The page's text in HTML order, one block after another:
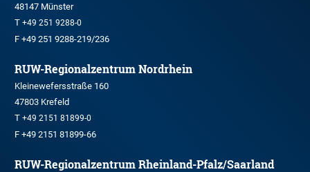
48147 Münster
T +49 251 9288-0
F +49 251 9288-219/236
RUW-Regionalzentrum Nordrhein
Kleinewefersstraße 160
47803 Krefeld
T +49 2151 81899-0
F +49 2151 81899-66
RUW-Regionalzentrum Rheinland-Pfalz/Saarland